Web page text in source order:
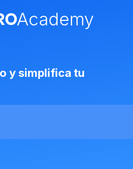
Academy
y simplifica tu